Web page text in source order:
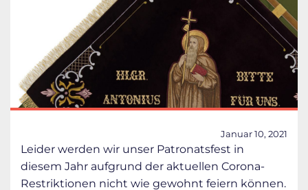
Januar 10, 2021
Leider werden wir unser Patronatsfest in
diesem Jahr aufgrund der aktuellen Corona-
Restriktionen nicht wie gewohnt feiern können.